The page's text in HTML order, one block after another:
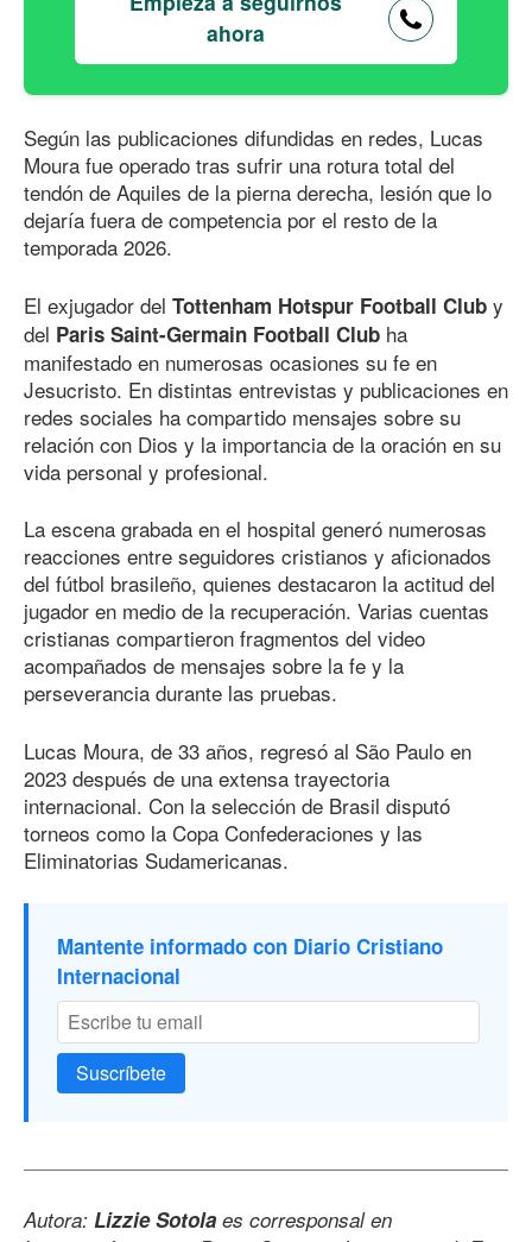
ahora
Según las publicaciones difundidas en redes, Lucas
Moura fue operado tras sufrir una rotura total del
tendón de Aquiles de la pierna derecha, lesión que lo
dejaría fuera de competencia por el resto de la
temporada 2026.
El exjugador del Tottenham Hotspur Football Club y
del Paris Saint-Germain Football Club ha
manifestado en numerosas ocasiones su fe en
Jesucristo. En distintas entrevistas y publicaciones en
redes sociales ha compartido mensajes sobre su
relación con Dios y la importancia de la oración en su
vida personal y profesional.
La escena grabada en el hospital generó numerosas
reacciones entre seguidores cristianos y aficionados
del fútbol brasileño, quienes destacaron la actitud del
jugador en medio de la recuperación. Varias cuentas
cristianas compartieron fragmentos del video
acompañados de mensajes sobre la fe y la
perseverancia durante las pruebas.
Lucas Moura, de 33 años, regresó al São Paulo en
2023 después de una extensa trayectoria
internacional. Con la selección de Brasil disputó
torneos como la Copa Confederaciones y las
Eliminatorias Sudamericanas.
Mantente informado con Diario Cristiano
Internacional
Suscríbete
Autora: Lizzie Sotola es corresponsal en